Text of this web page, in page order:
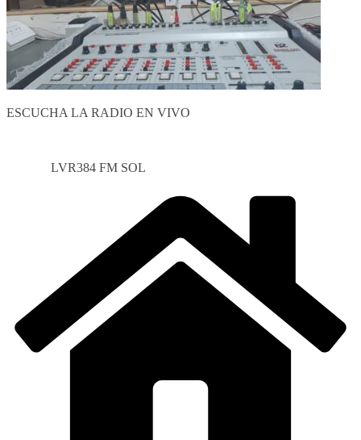
ESCUCHA LA RADIO EN VIVO
LVR384 FM SOL